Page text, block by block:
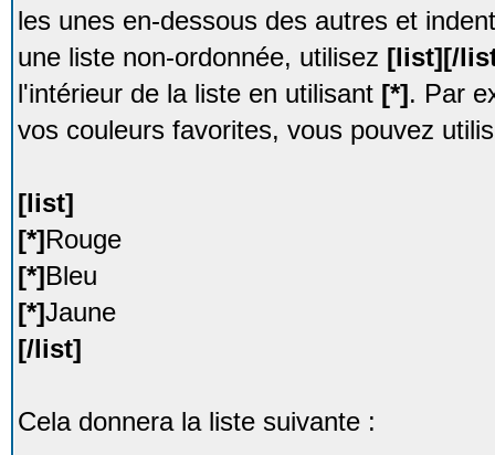
les unes en-dessous des autres et
une liste non-ordonnée, utilisez [list][/
l'intérieur de la liste en utilisant [*]. Par
vos couleurs favorites, vous pouvez
[list]
[*]Rouge
[*]Bleu
[*]Jaune
[/list]
Cela donnera la liste suivante :